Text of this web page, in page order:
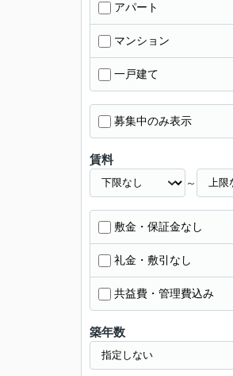
アパート
マンション
一戸建て
募集中のみ表示
賃料
～
敷金・保証金なし
礼金・敷引なし
共益費・管理費込み
築年数